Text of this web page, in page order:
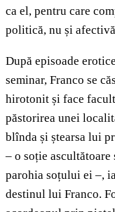
ca el, pentru care
politică, nu și
După episoade
seminar, Franco se
hirotonit și face
păstorirea unei
blînda și ștearsa lui
– o soție
parohia soțului ei –,
destinul lui Franco.